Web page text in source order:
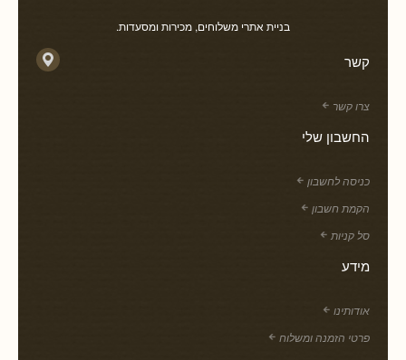
בניית אתרי משלוחים, מכירות ומסעדות.
קשר
צרו קשר
החשבון שלי
כניסה לחשבון
הקמת חשבון
סל קניות
מידע
אודותינו
פרטי הזמנה ומשלוח